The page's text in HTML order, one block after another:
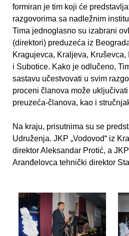
formiran je tim koji će
razgovorima sa nadležnim
Tima jednoglasno su izabrani
(direktori) preduzeća iz
Kragujevca, Kralјeva,
i Subotice. Kako je odlučeno,
sastavu učestvovati u svim
proceni članova može
preuzeća-članova, kao i
Na kraju, prisutnima su se
Udruženja. JKP „Vodovod“ iz
direktor Aleksandar Protić, a JKP
Aranđelovca tehnički direktor